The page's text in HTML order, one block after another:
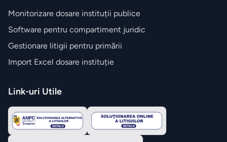
Monitorizare dosare instituții publice
Software pentru compartiment juridic
Gestionare litigii pentru primării
Import Excel dosare instituție
Link-uri Utile